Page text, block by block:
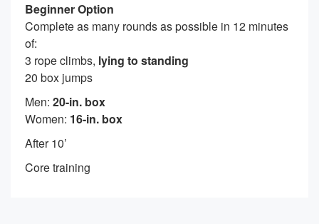
Beginner Option
Complete as many rounds as possible in 12 minutes
of:
3 rope climbs, lying to standing
20 box jumps
Men: 20-in. box
Women: 16-in. box
After 10’
Core training